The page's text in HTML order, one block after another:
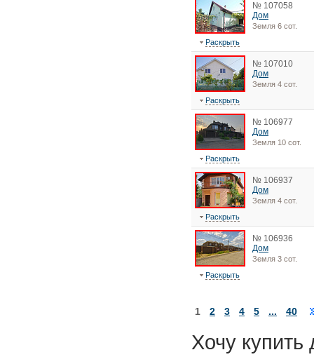
№ 107058
Дом
Земля 6 сот.
Раскрыть
№ 107010
Дом
Земля 4 сот.
Раскрыть
№ 106977
Дом
Земля 10 сот.
Раскрыть
№ 106937
Дом
Земля 4 сот.
Раскрыть
№ 106936
Дом
Земля 3 сот.
Раскрыть
1 2 3 4 5 ... 40
Хочу купить